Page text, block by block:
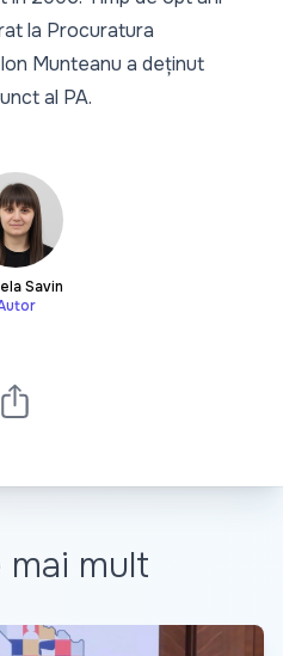
la Procuratura
Munteanu a deținut
al PA.
Savin
mult